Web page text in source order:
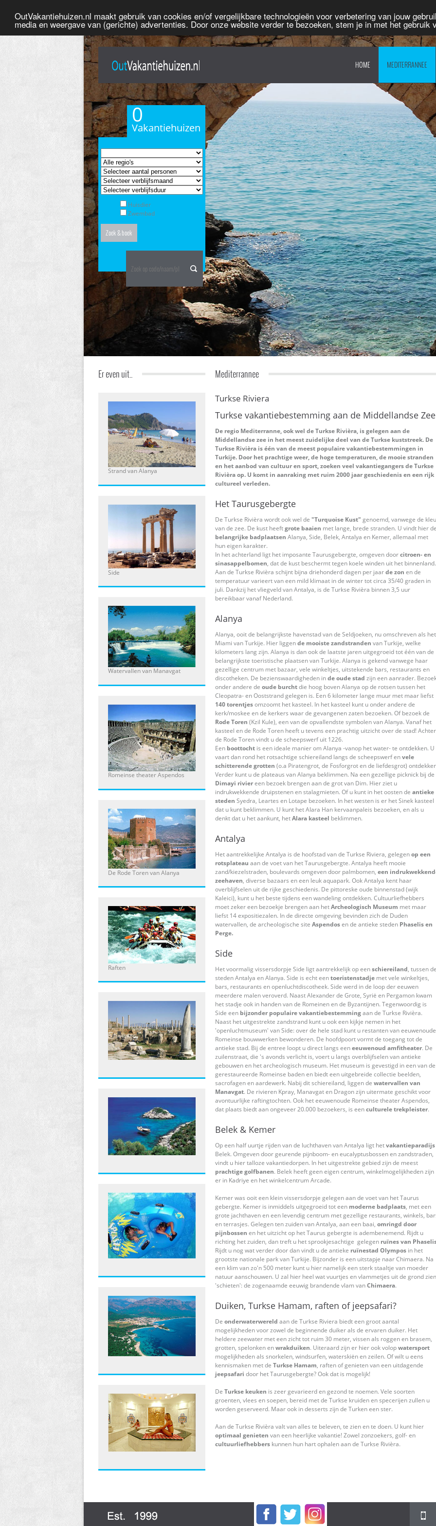
OutVakantiehuizen.nl maakt gebruik van cookies en/of vergelijkbare technologieën voor verbetering van jouw
media en weergave van (gerichte) advertenties. Door onze website verder te bezoeken, stem je in met het
HOME MEDITERRANNEE
0
Vakantiehuizen
Huisdier
Zwembad
Er even uit..
Strand van Alanya
Side
Watervallen van Manavgat
Romeinse theater Aspendos
De Rode Toren van Alanya
Raften
Mediterrannee
Turkse Riviera
Turkse vakantiebestemming aan de Middellandse Zee
De regio Mediterranne, ook wel de Turkse Rivièra, is gelegen aan de
Middellandse zee in het meest zuidelijke deel van de Turkse kuststreek. De
Turkse Rivièra is één van de meest populaire vakantiebestemmingen in
Turkije. Door het prachtige weer, de hoge temperaturen, de mooie stranden
en het aanbod van cultuur en sport, zoeken veel vakantiegangers de Turkse
Rivièra op. U komt in aanraking met ruim 2000 jaar geschiedenis en een rijk
cultureel verleden.
Het Taurusgebergte
De Turkse Rivièra wordt ook wel de "Turquoise Kust" genoemd, vanwege de
van de zee. De kust heeftgrote baaien met lange, brede stranden. U vindt hier
belangrijke badplaatsen Alanya, Side, Belek, Antalya en Kemer, allemaal met
hun eigen karakter.
In het achterland ligt het imposante Taurusgebergte, omgeven doorcitroen- en
sinasappelbomen, dat de kust beschermt tegen koele winden uit het binnenland.
Aan de Turkse Rivièra schijnt bijna driehonderd dagen per jaarde zon en de
temperatuur varieert van een mild klimaat in de winter tot circa 35/40 graden in
juli. Dankzij het vliegveld van Antalya, is de Turkse Rivièra binnen 3,5 uur
bereikbaar vanaf Nederland.
Alanya
Alanya, ooit de belangrijkste havenstad van de Seldjoeken, nu omschreven als het
Miami van Turkije. Hier liggende mooiste zandstranden van Turkije, welke
kilometers lang zijn. Alanya is dan ook de laatste jaren uitgegroeid tot één van de
belangrijkste toeristische plaatsen van Turkije. Alanya is gekend vanwege haar
gezellige centrum met bazaar, vele winkeltjes, uitstekende bars, restaurants en
discotheken. De bezienswaardigheden inde oude stad zijn een aanrader.
onder andere de oude burchtdie hoog boven Alanya op de rotsen tussen het
Cleopatra- en Ooststrand gelegen is. Een 6 kilometer lange muur met maar liefst
140 torentjesomzoomt het kasteel. In het kasteel kunt u onder andere de
kerk/moskee en de kerkers waar de gevangenen zaten bezoeken. Of bezoek de
Rode Toren (Kzil Kule), een van de opvallendste symbolen van Alanya. Vanaf het
kasteel en de Rode Toren heeft u tevens een prachtig uitzicht over de stad! Achter
de Rode Toren vindt u de scheepswerf uit 1226.
Een boottocht is een ideale manier om Alanya -vanop het water- te ontdekken. U
vaart dan rond het rotsachtige schiereiland langs de scheepswerf envele
schitterende grotten (o.a Piratengrot, de Fosforgrot en de liefdesgrot)
Verder kunt u de plateaus van Alanya beklimmen. Na een gezellige picknick bij de
Dimayi riviereen bezoek brengen aan de grot van Dim. Hier ziet u
indrukwekkende druipstenen en stalagmieten. Of u kunt in het oosten de antieke
steden Syedra, Leartes en Lotape bezoeken. In het westen is er het Sinek kasteel
dat u kunt beklimmen. U kunt het AIara Han kervaanpaleis bezoeken, en als u
denkt dat u het aankunt, hetAlara kasteel beklimmen.
Antalya
Het aantrekkelijke Antalya is de hoofstad van de Turkse Riviera, gelegenop een
rotsplateau aan de voet van het Taurusgebergte. Antalya heeft mooie
zand/kiezelstraden, boulevards omgeven door palmbomen, een
zeehaven, diverse bazaars en een leuk aquapark. Ook Antalya kent haar
overblijfselen uit de rijke geschiedenis. De pittoreske oude binnenstad (wijk
Kaleici), kunt u het beste tijdens een wandeling ontdekken. Cultuurliefhebbers
moet zeker een bezoekje brengen aan hetArcheologisch Museum met maar
liefst 14 expositiezalen. In de directe omgeving bevinden zich de Duden
watervallen, de archeologische site Aspendosen de antieke steden Phaselis en
Perge.
Side
Het voormalig vissersdorpje Side ligt aantrekkelijk op eenschiereiland, tussen
steden Antalya en Alanya. Side is echt eentoeristenstadje met vele winkeltjes,
bars, restaurants en openluchtdiscotheek. Side werd in de loop der eeuwen
meerdere malen veroverd. Naast Alexander de Grote, Syrië en Pergamon kwam
het stadje ook in handen van de Romeinen en de Byzantijnen. Tegenwoordig is
Side een bijzonder populaire vakantiebestemmingaan de Turkse Rivièra.
Naast het uitgestrekte zandstrand kunt u ook een kijkje nemen in het
'openluchtmuseum' van Side: over de hele stad kunt u restanten van eeuwenoude
Romeinse bouwwerken bewonderen. De hoofdpoort vormt de toegang tot de
antieke stad. Bij de entree loopt u direct langs eeneeuwenoud amfitheater. De
zuilenstraat, die 's avonds verlicht is, voert u langs overblijfselen van antieke
gebouwen en het archeologisch museum. Het museum is gevestigd in een van de
gerestaureerde Romeinse baden en biedt een uitgebreide collectie beelden,
sacrofagen en aardewerk. Nabij dit schiereiland, liggen de watervallen van
Manavgat. De rivieren Kpray, Manavgat en Dragon zijn uitermate geschikt voor
avontuurlijke raftingtochten. Ook het eeuwenoude Romeinse theater Aspendos,
dat plaats biedt aan ongeveer 20.000 bezoekers, is eenculturele trekpleister.
Belek & Kemer
Op een half uurtje rijden van de luchthaven van Antalya ligt hetvakantieparadijs
Belek. Omgeven door geurende pijnboom- en eucalyptusbossen en zandstraden,
vindt u hier talloze vakantiedorpen. In het uitgestrekte gebied zijn de meest
prachtige golfbanen. Belek heeft geen eigen centrum, winkelmogelijkheden zijn
er in Kadriye en het winkelcentrum Arcade.
Kemer was ooit een klein vissersdorpje gelegen aan de voet van het Taurus
gebergte. Kemer is inmiddels uitgegroeid tot een moderne badplaats, met een
grote jachthaven en een levendig centrum met gezellige restaurants, winkels,
en terrasjes. Gelegen ten zuiden van Antalya, aan een baai, omringd door
pijnbossen en het uitzicht op het Taurus gebergte is adembenemend. Rijdt u
richting het zuiden, dan treft u het sprookjesachtige gelegen ruïnes van
Rijdt u nog wat verder door dan vindt u de antieke ruïnestad Olympos in het
grootste nationale park van Turkije. Bijzonder is een uitstapje naar Chimaera. Na
een klim van zo'n 500 meter kunt u hier namelijk een sterk staaltje van moeder
natuur aanschouwen. U zal hier heel wat vuurtjes en vlammetjes uit de grond zien
'schieten': de zogenaamde eeuwig brandende vlam vanChimaera.
Duiken, Turkse Hamam, raften of jeepsafari?
De onderwaterwereld aan de Turkse Riviera biedt een groot aantal
mogelijkheden voor zowel de beginnende duiker als de ervaren duiker. Het
heldere zeewater met een zicht tot ruim 30 meter, vissen als roggen en brasem,
grotten, spelonken enwrakduiken. Uiteraard zijn er hier ook volopwatersport
mogelijkheden als snorkelen, windsurfen, waterskiën en zeilen. Of wilt u eens
kennismaken met de Turkse Hamam, raften of genieten van een uitdagende
jeepsafari door het Taurusgebergte? Ook dat is mogelijk!
De Turkse keuken is zeer gevarieerd en gezond te noemen. Vele soorten
groenten, vlees en soepen, bereid met de Turkse kruiden en specerijen zullen u
worden geserveerd. Maar ook in desserts zijn de Turken een ster.
Aan de Turkse Rivièra valt van alles te beleven, te zien en te doen. U kunt hier
optimaal genieten van een heerlijke vakantie! Zowel zonzoekers, golf- en
cultuurliefhebbers kunnen hun hart ophalen aan de Turkse Rivièra.